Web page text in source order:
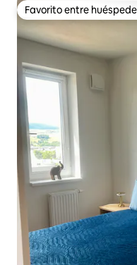
Favorito entre
Favorito entre